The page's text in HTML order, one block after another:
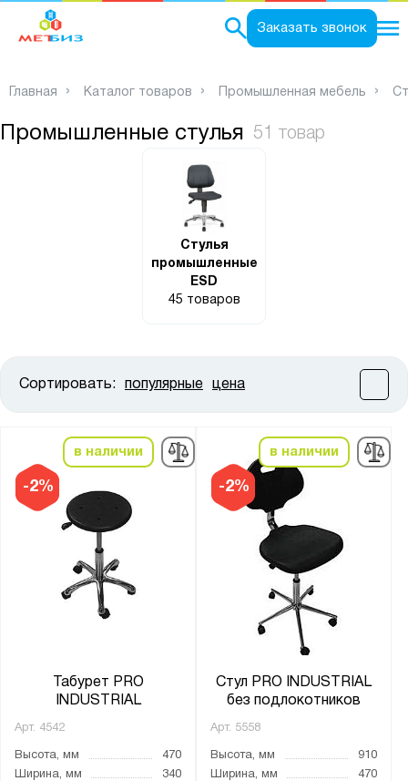
Заказать звонок
Главная Каталог товаров Промышленная мебель
Промышленные стулья 51 товар
Стулья
промышленные
ESD
45 товаров
Сортировать: популярные цена
-2%
в наличии
Табурет PRO
INDUSTRIAL
Арт. 4542
Высота, мм
470
Ширина, мм
340
-2%
в наличии
Стул PRO INDUSTRIAL
без подлокотников
Арт. 5558
Высота, мм
910
Ширина, мм
470
Высота, мм:
от
Ширина, мм:
от
Цвет:
Темно-синий